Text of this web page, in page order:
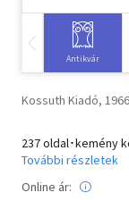
Antikvár
Kossuth Kiadó, 1966
237 oldal･kemény
További részletek
Online ár: